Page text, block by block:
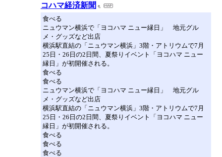
コハマ経済新聞
食べる
ニュウマン横浜で「ヨコハマ ニュー縁日」 地元グル
メ・グッズなど出店
横浜駅直結の「ニュウマン横浜」3階・アトリウムで7月
25日・26日の2日間、夏祭りイベント「ヨコハマ ニュー
縁日」が初開催される。
食べる
食べる
ニュウマン横浜で「ヨコハマ ニュー縁日」 地元グル
メ・グッズなど出店
横浜駅直結の「ニュウマン横浜」3階・アトリウムで7月
25日・26日の2日間、夏祭りイベント「ヨコハマ ニュー
縁日」が初開催される。
食べる
食べる
食べる